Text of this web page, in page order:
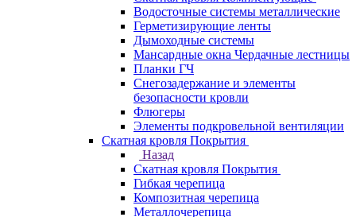
Водосточные системы металлические
Герметизирующие ленты
Дымоходные системы
Мансардные окна Чердачные лестницы
Планки ГЧ
Снегозадержание и элементы
безопасности кровли
Флюгеры
Элементы подкровельной вентиляции
Скатная кровля Покрытия
Назад
Скатная кровля Покрытия
Гибкая черепица
Композитная черепица
Металлочерепица